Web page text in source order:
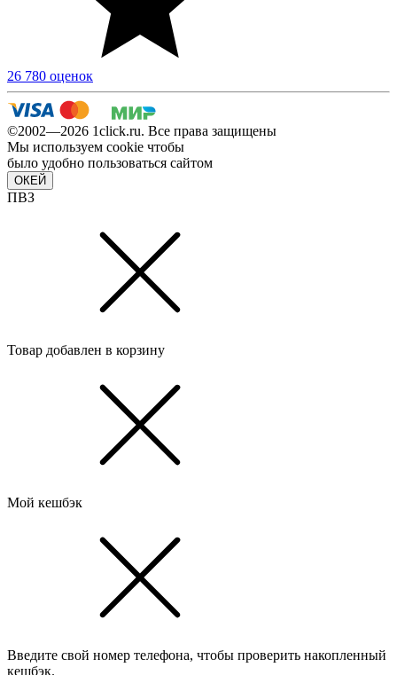
26 780 оценок
©2002—2026 1сlick.ru. Все права защищены
Мы используем cookie чтобы
было удобно пользоваться сайтом
ОКЕЙ
ПВЗ
Товар добавлен в корзину
Мой кешбэк
Введите свой номер телефона, чтобы проверить накопленный
кешбэк.